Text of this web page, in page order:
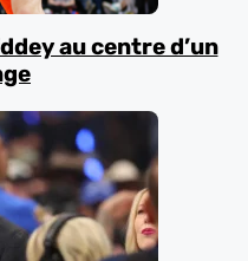
au centre d’un